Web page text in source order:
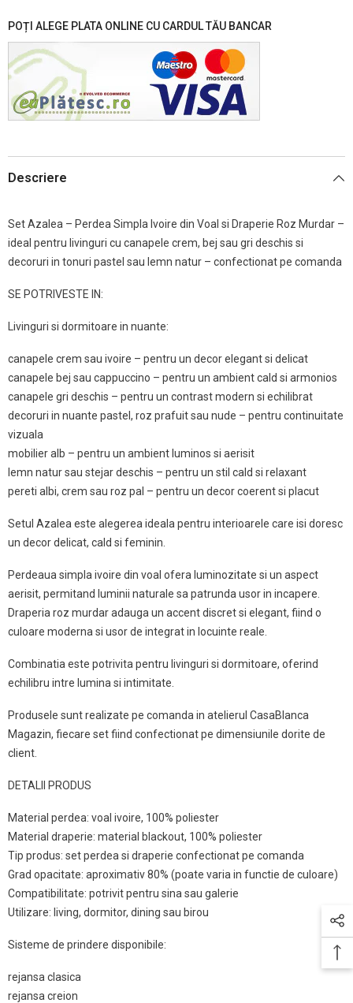
POȚI ALEGE PLATA ONLINE CU CARDUL TĂU BANCAR
Descriere
Set Azalea – Perdea Simpla Ivoire din Voal si Draperie Roz Murdar –
ideal pentru livinguri cu canapele crem, bej sau gri deschis si
decoruri in tonuri pastel sau lemn natur – confectionat pe comanda
SE POTRIVESTE IN:
Livinguri si dormitoare in nuante:
canapele crem sau ivoire – pentru un decor elegant si delicat
canapele bej sau cappuccino – pentru un ambient cald si armonios
canapele gri deschis – pentru un contrast modern si echilibrat
decoruri in nuante pastel, roz prafuit sau nude – pentru continuitate
vizuala
mobilier alb – pentru un ambient luminos si aerisit
lemn natur sau stejar deschis – pentru un stil cald si relaxant
pereti albi, crem sau roz pal – pentru un decor coerent si placut
Setul Azalea este alegerea ideala pentru interioarele care isi doresc
un decor delicat, cald si feminin.
Perdeaua simpla ivoire din voal ofera luminozitate si un aspect
aerisit, permitand luminii naturale sa patrunda usor in incapere.
Draperia roz murdar adauga un accent discret si elegant, fiind o
culoare moderna si usor de integrat in locuinte reale.
Combinatia este potrivita pentru livinguri si dormitoare, oferind
echilibru intre lumina si intimitate.
Produsele sunt realizate pe comanda in atelierul CasaBlanca
Magazin, fiecare set fiind confectionat pe dimensiunile dorite de
client.
DETALII PRODUS
Material perdea: voal ivoire, 100% poliester
Material draperie: material blackout, 100% poliester
Tip produs: set perdea si draperie confectionat pe comanda
Grad opacitate: aproximativ 80% (poate varia in functie de culoare)
Compatibilitate: potrivit pentru sina sau galerie
Utilizare: living, dormitor, dining sau birou
Sisteme de prindere disponibile:
rejansa clasica
rejansa creion